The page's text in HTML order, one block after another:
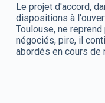
Le projet d'accord,
dispositions à
Toulouse, ne
négociés, pire, il
abordés en cours de